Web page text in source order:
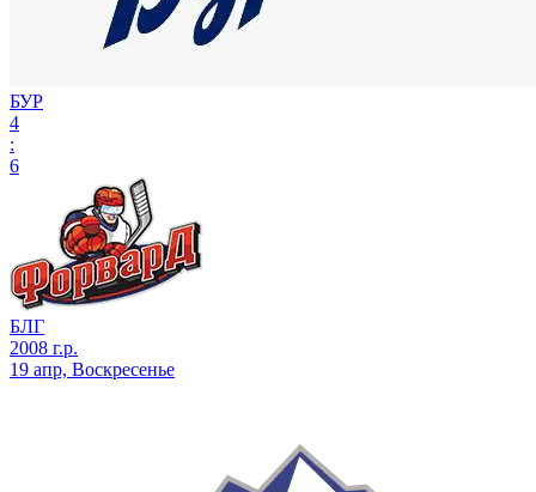
БУР
4
:
6
БЛГ
2008 г.р.
19 апр, Воскресенье